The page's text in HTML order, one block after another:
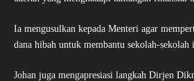
Ia mengusulkan kepada Menteri agar
dana hibah untuk membantu sekolah-sekolah
Johan juga mengapresiasi langkah Dirjen